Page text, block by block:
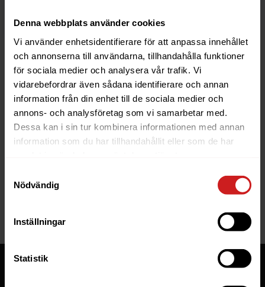
Denna webbplats använder cookies
Vi använder enhetsidentifierare för att anpassa innehållet
och annonserna till användarna, tillhandahålla funktioner
för sociala medier och analysera vår trafik. Vi
vidarebefordrar även sådana identifierare och annan
information från din enhet till de sociala medier och
annons- och analysföretag som vi samarbetar med.
Dessa kan i sin tur kombinera informationen med annan
information som du har tillhandahållit eller som de har
Nödvändig
Inställningar
Statistik
Läs mer
The website you were trying to
reach has been suspended
If you are the owner of this website or domain please
read
website to be suspended.